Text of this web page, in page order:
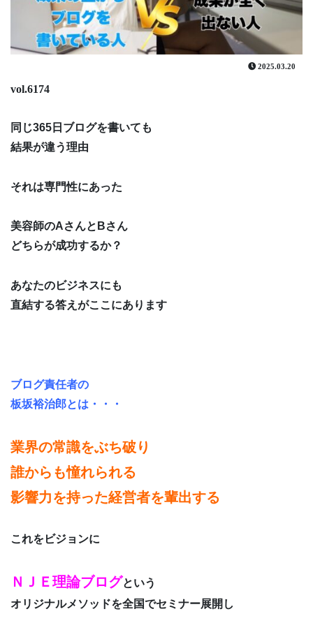
2025.03.20
vol.6174
同じ365日ブログを書いても
結果が違う理由
それは専門性にあった
美容師のAさんとBさん
どちらが成功するか？
あなたのビジネスにも
直結する答えがここにあります
ブログ責任者の
板坂裕治郎とは・・・
業界の常識をぶち破り
誰からも憧れられる
影響力を持った経営者を輩出する
これをビジョンに
ＮＪＥ理論ブログという
オリジナルメソッドを全国でセミナー展開し